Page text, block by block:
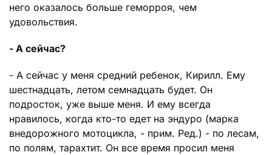
него оказалось больше геморроя, чем
удовольствия.
- А сейчас?
- А сейчас у меня средний ребенок, Кирилл. Ему
шестнадцать, летом семнадцать будет. Он
подросток, уже выше меня. И ему всегда
нравилось, когда кто-то едет на эндуро (марка
внедорожного мотоцикла, - прим. Ред.) - по лесам,
по полям, тарахтит. Он все время просил меня